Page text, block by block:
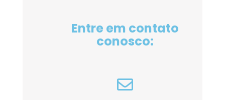
Entre em contato
conosco: